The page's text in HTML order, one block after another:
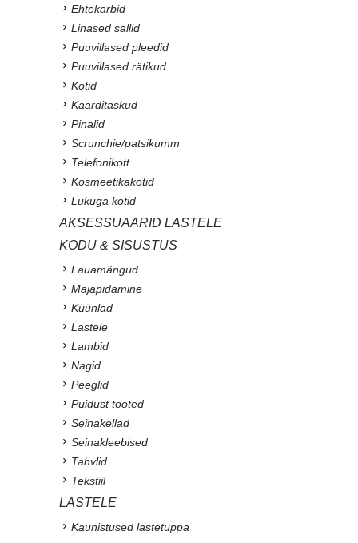
Ehtekarbid
Linased sallid
Puuvillased pleedid
Puuvillased rätikud
Kotid
Kaarditaskud
Pinalid
Scrunchie/patsikumm
Telefonikott
Kosmeetikakotid
Lukuga kotid
AKSESSUAARID LASTELE
KODU & SISUSTUS
Lauamängud
Majapidamine
Küünlad
Lastele
Lambid
Nagid
Peeglid
Puidust tooted
Seinakellad
Seinakleebised
Tahvlid
Tekstiil
LASTELE
Kaunistused lastetuppa